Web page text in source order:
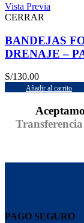
Vista Previa
CERRAR
BANDEJAS
DRENAJE –
S/130.00
Añadir al carrito
PAGO SEGURO